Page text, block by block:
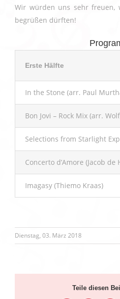
Wir würden uns sehr freuen,
begrüßen dürften!
Erste Hälfte
In the Stone (arr. Paul
Bon Jovi – Rock Mix (arr.
Selections from Starlight
Concerto d’Amore (Jacob de
Imagasy (Thiemo Kraas)
Dienstag, 03. März 2018
Teile diesen